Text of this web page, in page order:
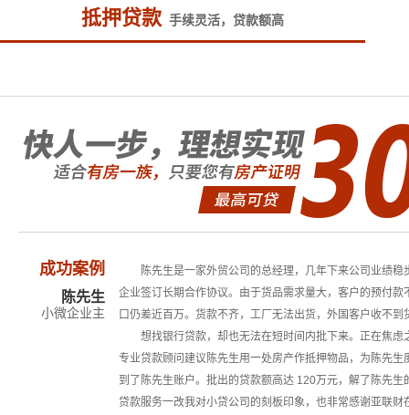
抵押贷款 手续灵活，贷款额高
成功案例
陈先生
小微企业主
陈先生是一家外贸公司的总经理，几年下来公司业绩稳
企业签订长期合作协议。由于货品需求量大，客户的预付
口仍差近百万。货款不齐，工厂无法出货，外国客户收不
想找银行贷款，却也无法在短时间内批下来。正在焦虑
专业贷款顾问建议陈先生用一处房产作抵押物品，为陈先
到了陈先生账户。批出的贷款额高达 120万元，解了陈先
贷款服务一改我对小贷公司的刻板印象，也非常感谢亚联